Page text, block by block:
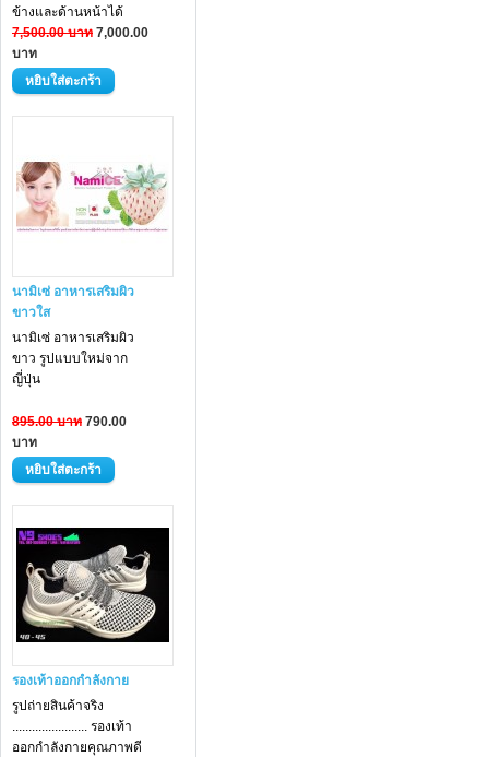
ข้างและด้านหน้าได้
7,500.00 บาท 7,000.00
บาท
นามิเซ่ อาหารเสริมผิว
ขาวใส
นามิเซ่ อาหารเสริมผิว
ขาว รูปแบบใหม่จาก
ญี่ปุ่น
895.00 บาท 790.00
บาท
รองเท้าออกกำลังกาย
รูปถ่ายสินค้าจริง
....................... รองเท้า
ออกกำลังกายคุณภาพดี